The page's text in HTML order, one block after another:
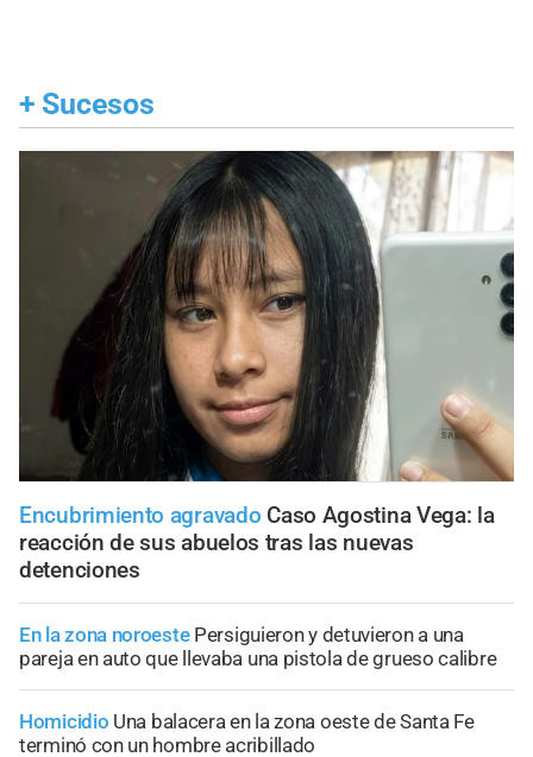
+ Sucesos
Encubrimiento agravado Caso Agostina Vega: la
reacción de sus abuelos tras las nuevas
detenciones
En la zona noroeste Persiguieron y detuvieron a una
pareja en auto que llevaba una pistola de grueso calibre
Homicidio Una balacera en la zona oeste de Santa Fe
terminó con un hombre acribillado